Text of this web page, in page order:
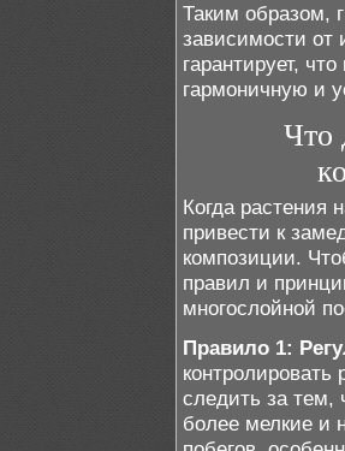
Таким образом,
зависимости от
гарантирует,
гармоничную и
Что
Когда растения
привести к
композиции.
правил и
многослойной
Правило 1:
следить за тем,
более мелкие и